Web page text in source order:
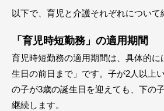
以下で、育児と介護それぞれについて
「育児時短勤務」の適用期間
育児時短勤務の適用期間は、具体的に
生日の前日まで」です。子が2人以上
の子が3歳の誕生日を迎えても、下の
継続します。